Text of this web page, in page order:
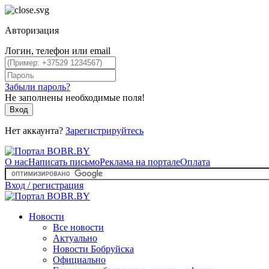
Авторизация
Логин, телефон или email
Забыли пароль?
Не заполнены необходимые поля!
Вход
Нет аккаунта? Зарегистрируйтесь
О насНаписать письмоРеклама на порталеОплата
Вход / регистрация
Новости
Все новости
Актуально
Новости Бобруйска
Официально